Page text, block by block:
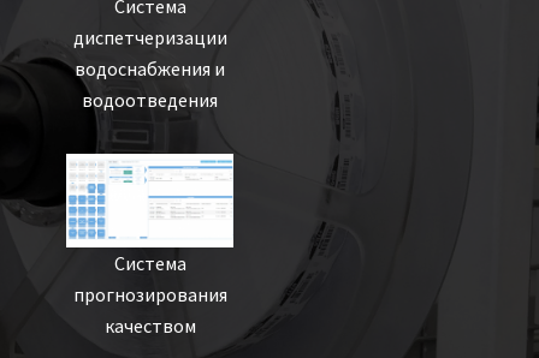
Система
диспетчеризации
водоснабжения и
водоотведения
Система
прогнозирования
качеством